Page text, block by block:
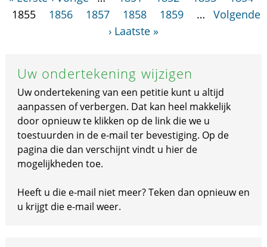
1855
1856 1857 1858 1859 …
Volgende
› Laatste »
Uw ondertekening wijzigen
Uw ondertekening van een petitie kunt u altijd
aanpassen of verbergen. Dat kan heel makkelijk
door opnieuw te klikken op de link die we u
toestuurden in de e-mail ter bevestiging. Op de
pagina die dan verschijnt vindt u hier de
mogelijkheden toe.
Heeft u die e-mail niet meer? Teken dan opnieuw en
u krijgt die e-mail weer.